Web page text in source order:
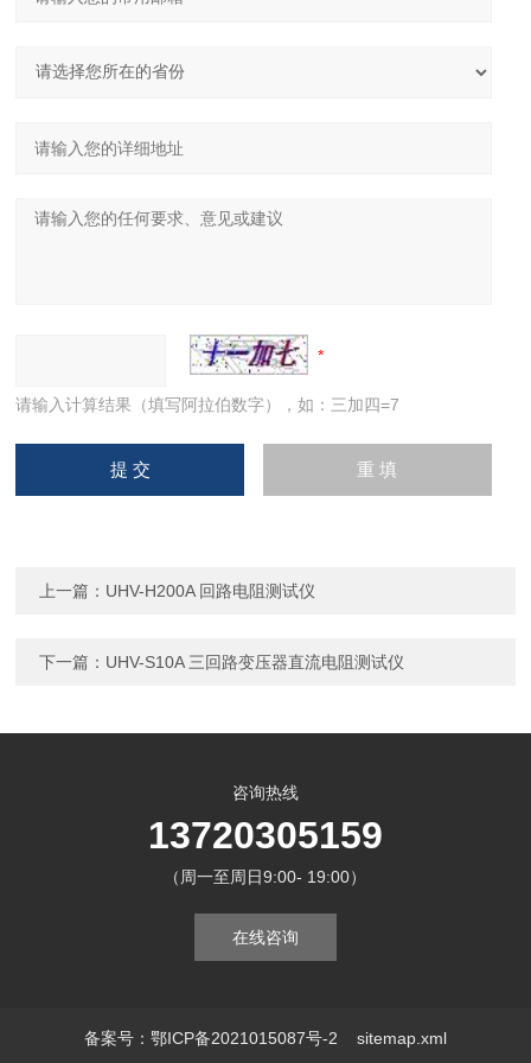
请输入计算结果（填写阿拉伯数字），如：三加四=7
上一篇： UHV-H200A 回路电阻测试仪
下一篇： UHV-S10A 三回路变压器直流电阻测试仪
咨询热线
13720305159
（周一至周日9:00- 19:00）
在线咨询
备案号：鄂ICP备2021015087号-2 sitemap.xml